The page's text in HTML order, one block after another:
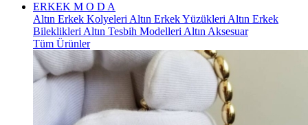
ERKEK M O D A
Altın Erkek Kolyeleri Altın Erkek Yüzükleri Altın Erkek
Bileklikleri Altın Tesbih Modelleri Altın Aksesuar
Tüm Ürünler